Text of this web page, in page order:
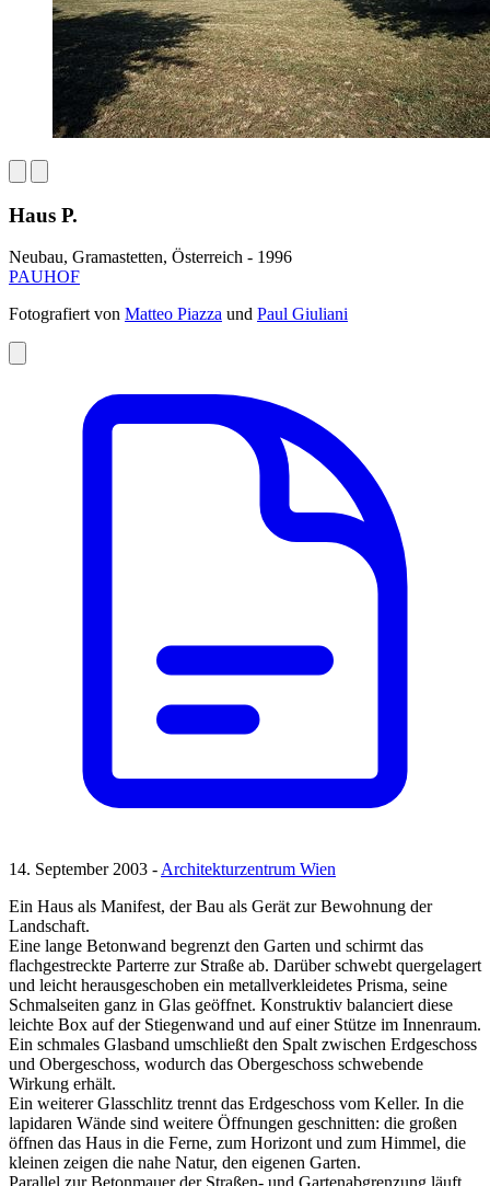
Haus P.
Neubau, Gramastetten, Österreich - 1996
PAUHOF
Fotografiert von Matteo Piazza und Paul Giuliani
14. September 2003 -Architekturzentrum Wien
Ein Haus als Manifest, der Bau als Gerät zur Bewohnung der
Landschaft.
Eine lange Betonwand begrenzt den Garten und schirmt das
flachgestreckte Parterre zur Straße ab. Darüber schwebt quergelagert
und leicht herausgeschoben ein metallverkleidetes Prisma, seine
Schmalseiten ganz in Glas geöffnet. Konstruktiv balanciert diese
leichte Box auf der Stiegenwand und auf einer Stütze im Innenraum.
Ein schmales Glasband umschließt den Spalt zwischen Erdgeschoss
und Obergeschoss, wodurch das Obergeschoss schwebende
Wirkung erhält.
Ein weiterer Glasschlitz trennt das Erdgeschoss vom Keller. In die
lapidaren Wände sind weitere Öffnungen geschnitten: die großen
öffnen das Haus in die Ferne, zum Horizont und zum Himmel, die
kleinen zeigen die nahe Natur, den eigenen Garten.